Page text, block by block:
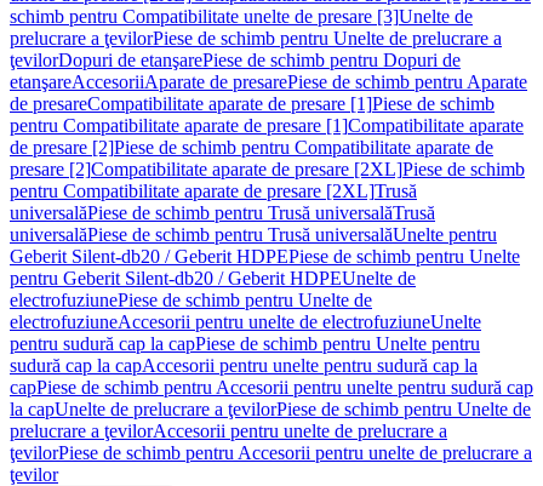
schimb pentru Compatibilitate unelte de presare [3]Unelte de
prelucrare a ţevilorPiese de schimb pentru Unelte de prelucrare a
ţevilorDopuri de etanşarePiese de schimb pentru Dopuri de
etanşareAccesoriiAparate de presarePiese de schimb pentru Aparate
de presareCompatibilitate aparate de presare [1]Piese de schimb
pentru Compatibilitate aparate de presare [1]Compatibilitate aparate
de presare [2]Piese de schimb pentru Compatibilitate aparate de
presare [2]Compatibilitate aparate de presare [2XL]Piese de schimb
pentru Compatibilitate aparate de presare [2XL]Trusă
universalăPiese de schimb pentru Trusă universalăTrusă
universalăPiese de schimb pentru Trusă universalăUnelte pentru
Geberit Silent-db20 / Geberit HDPEPiese de schimb pentru Unelte
pentru Geberit Silent-db20 / Geberit HDPEUnelte de
electrofuziunePiese de schimb pentru Unelte de
electrofuziuneAccesorii pentru unelte de electrofuziuneUnelte
pentru sudură cap la capPiese de schimb pentru Unelte pentru
sudură cap la capAccesorii pentru unelte pentru sudură cap la
capPiese de schimb pentru Accesorii pentru unelte pentru sudură cap
la capUnelte de prelucrare a ţevilorPiese de schimb pentru Unelte de
prelucrare a ţevilorAccesorii pentru unelte de prelucrare a
ţevilorPiese de schimb pentru Accesorii pentru unelte de prelucrare a
ţevilor